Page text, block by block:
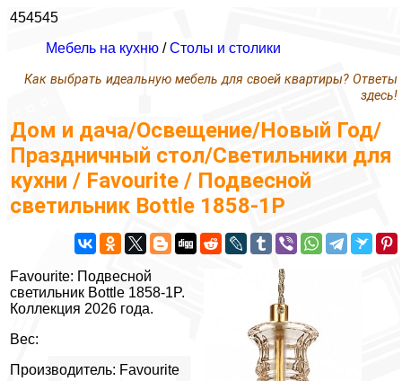
454545
Мебель на кухню /Столы и столики
Как выбрать идеальную мебель для своей квартиры? Ответы
здесь!
Дом и дача/Освещение/Новый Год/
Праздничный стол/Светильники для
кухни / Favourite / Подвесной
светильник Bottle 1858-1P
Favourite: Подвесной
светильник Bottle 1858-1P.
Коллекция 2026 года.
Вес:
Производитель: Favourite